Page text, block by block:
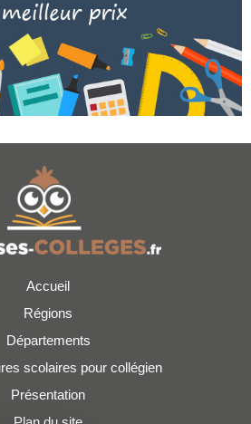
Accueil
Régions
Départements
scolaires pour collégien
Présentation